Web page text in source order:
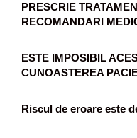
PRESCRIE
RECOMANDARI
ESTE IMPOSIBIL
CUNOASTEREA
Riscul de eroare este